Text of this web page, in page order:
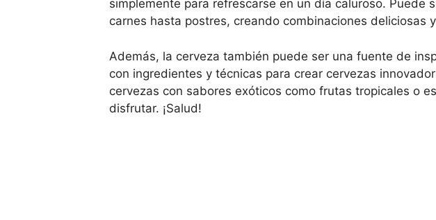
simplemente para refrescarse en un día caluroso.
carnes hasta postres, creando combinaciones deliciosas
Además, la cerveza también puede ser una fuente de
con ingredientes y técnicas para crear cervezas
cervezas con sabores exóticos como frutas tropicales o
disfrutar. ¡Salud!